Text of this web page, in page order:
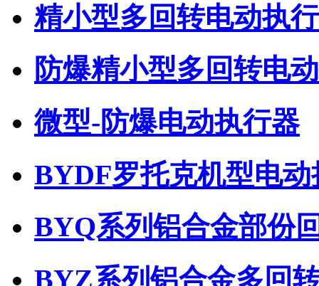
精小型多回转电动执
防爆精小型多回转电
微型-防爆电动执行器
BYDF罗托克机型电动
BYQ系列铝合金部份
BYZ系列铝合金多回